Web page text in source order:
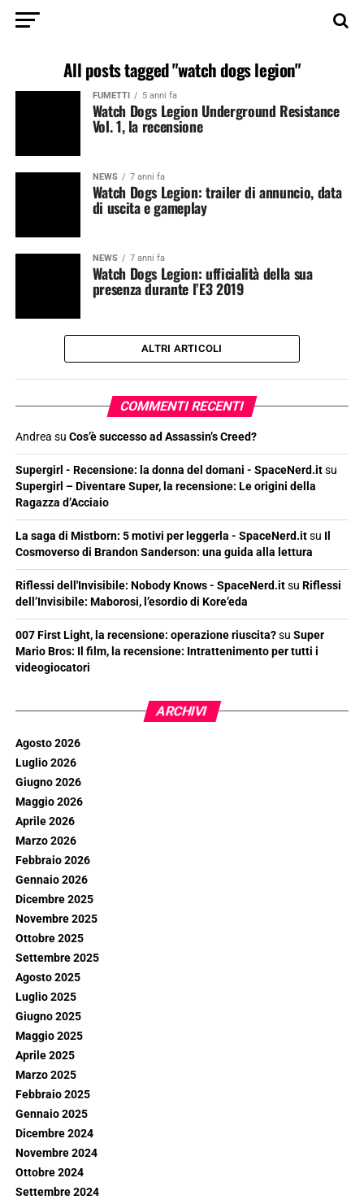
All posts tagged "watch dogs legion"
FUMETTI 5 anni fa
Watch Dogs Legion Underground Resistance
Vol. 1, la recensione
NEWS 7 anni fa
Watch Dogs Legion: trailer di annuncio, data
di uscita e gameplay
NEWS 7 anni fa
Watch Dogs Legion: ufficialità della sua
presenza durante l’E3 2019
ALTRI ARTICOLI
COMMENTI RECENTI
Andrea su Cos’è successo ad Assassin’s Creed?
Supergirl - Recensione: la donna del domani - SpaceNerd.itsu
Supergirl – Diventare Super, la recensione: Le origini della
Ragazza d’Acciaio
La saga di Mistborn: 5 motivi per leggerla - SpaceNerd.itsu Il
Cosmoverso di Brandon Sanderson: una guida alla lettura
Riflessi dell'Invisibile: Nobody Knows - SpaceNerd.itsu Riflessi
dell’Invisibile: Maborosi, l’esordio di Kore’eda
007 First Light, la recensione: operazione riuscita?su Super
Mario Bros: Il film, la recensione: Intrattenimento per tutti i
videogiocatori
ARCHIVI
Agosto 2026
Luglio 2026
Giugno 2026
Maggio 2026
Aprile 2026
Marzo 2026
Febbraio 2026
Gennaio 2026
Dicembre 2025
Novembre 2025
Ottobre 2025
Settembre 2025
Agosto 2025
Luglio 2025
Giugno 2025
Maggio 2025
Aprile 2025
Marzo 2025
Febbraio 2025
Gennaio 2025
Dicembre 2024
Novembre 2024
Ottobre 2024
Settembre 2024